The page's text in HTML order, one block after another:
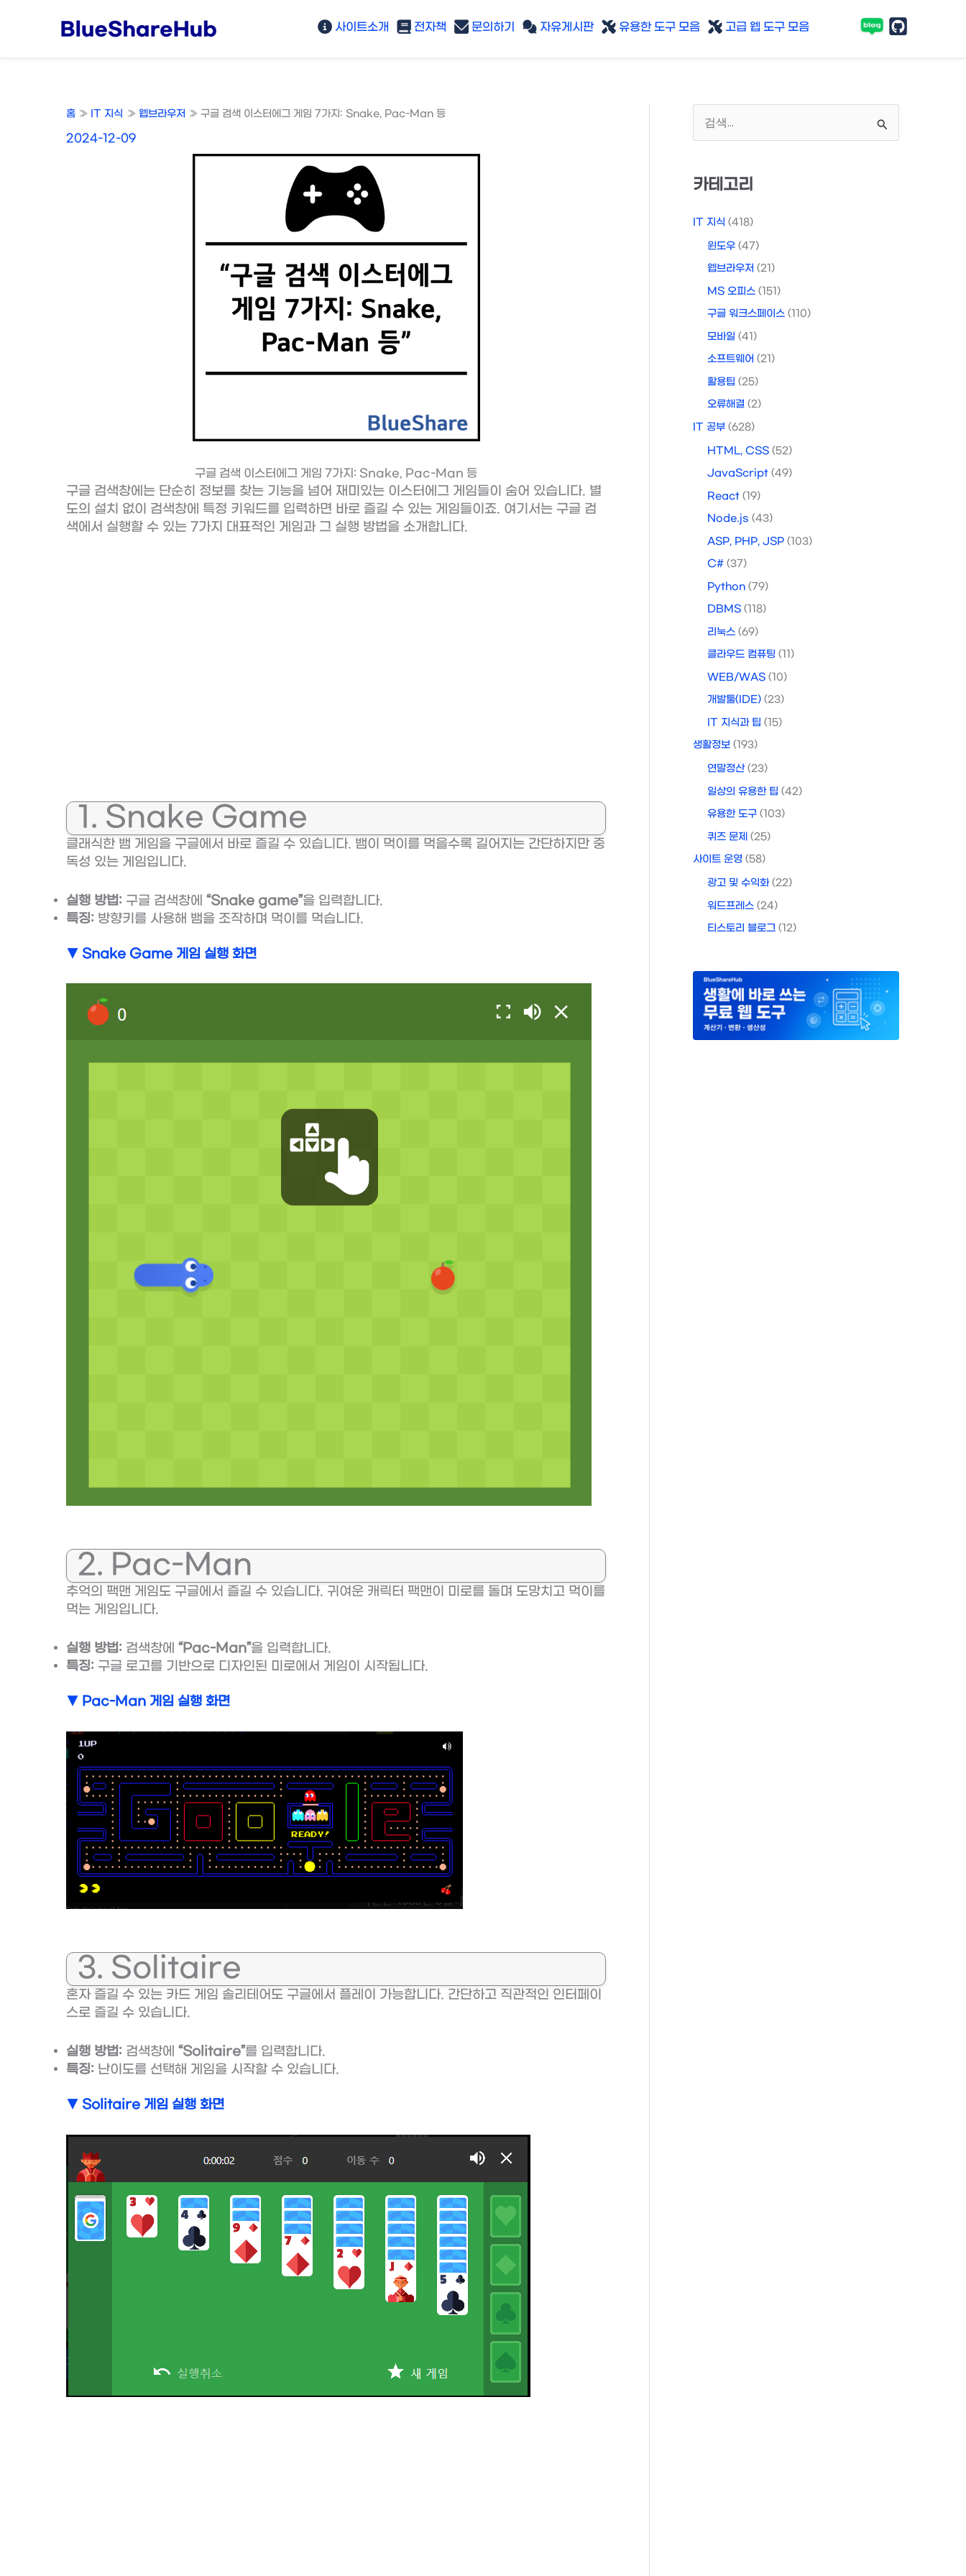
사이트소개 전자책 문의하기 자유게시판 유용한 도구 모음 고급 웹 도구 모음
홈 IT 지식 웹브라우저 구글 검색 이스터에그 게임 7가지: Snake, Pac-Man 등
2024-12-09
구글 검색 이스터에그 게임 7가지: Snake, Pac-Man 등
구글 검색창에는 단순히 정보를 찾는 기능을 넘어 재미있는 이스터에그 게임들이 숨어 있습니다. 별
도의 설치 없이 검색창에 특정 키워드를 입력하면 바로 즐길 수 있는 게임들이죠. 여기서는 구글 검
색에서 실행할 수 있는 7가지 대표적인 게임과 그 실행 방법을 소개합니다.
1. Snake Game
클래식한 뱀 게임을 구글에서 바로 즐길 수 있습니다. 뱀이 먹이를 먹을수록 길어지는 간단하지만 중
독성 있는 게임입니다.
실행 방법: 구글 검색창에 “Snake game”을 입력합니다.
특징: 방향키를 사용해 뱀을 조작하며 먹이를 먹습니다.
▼ Snake Game 게임 실행 화면
2. Pac-Man
추억의 팩맨 게임도 구글에서 즐길 수 있습니다. 귀여운 캐릭터 팩맨이 미로를 돌며 도망치고 먹이를
먹는 게임입니다.
실행 방법: 검색창에 “Pac-Man”을 입력합니다.
특징: 구글 로고를 기반으로 디자인된 미로에서 게임이 시작됩니다.
▼ Pac-Man 게임 실행 화면
3. Solitaire
혼자 즐길 수 있는 카드 게임 솔리테어도 구글에서 플레이 가능합니다. 간단하고 직관적인 인터페이
스로 즐길 수 있습니다.
실행 방법: 검색창에 “Solitaire”를 입력합니다.
특징: 난이도를 선택해 게임을 시작할 수 있습니다.
▼ Solitaire 게임 실행 화면
색
상
카테고리
IT 지식 (418)
윈도우 (47)
웹브라우저 (21)
MS 오피스 (151)
구글 워크스페이스 (110)
모바일 (41)
소프트웨어 (21)
활용팁 (25)
오류해결 (2)
IT 공부 (628)
HTML, CSS (52)
JavaScript (49)
React (19)
Node.js (43)
ASP, PHP, JSP (103)
C# (37)
Python (79)
DBMS (118)
리눅스 (69)
클라우드 컴퓨팅 (11)
WEB/WAS (10)
개발툴(IDE) (23)
IT 지식과 팁 (15)
생활정보 (193)
연말정산(23)
일상의 유용한 팁 (42)
유용한 도구 (103)
퀴즈 문제 (25)
사이트 운영 (58)
광고 및 수익화(22)
워드프레스 (24)
티스토리 블로그 (12)